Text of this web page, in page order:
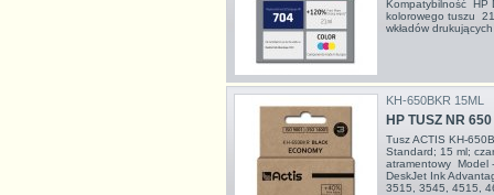
Kompatybilność
kolorowego tuszu
wkładów
KH-650BKR 15ML
HP TUSZ NR
Tusz ACTIS KH-
Standard; 15 ml;
atramentowy
DeskJet Ink
3515, 3545, 4515,